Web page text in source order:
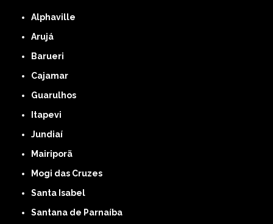
Alphaville
Arujá
Barueri
Cajamar
Guarulhos
Itapevi
Jundiaí
Mairiporã
Mogi das Cruzes
Santa Isabel
Santana de Parnaíba